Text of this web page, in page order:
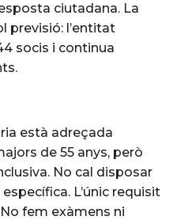
ciutadana. La
previsió: l’entitat
socis i continua
està adreçada
de 55 anys, però
No cal disposar
L’únic requisit
fem exàmens ni